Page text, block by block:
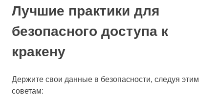
Лучшие практики для
безопасного доступа к
кракену
Держите свои данные в безопасности, следуя этим
советам: